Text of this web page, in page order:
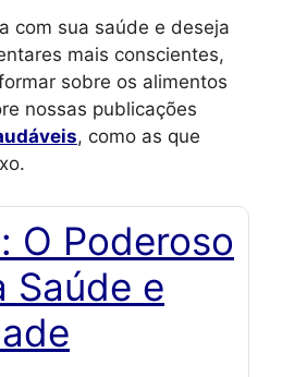
com sua saúde e deseja
mais conscientes,
sobre os alimentos
nossas publicações
, como as que
O Poderoso
Saúde e